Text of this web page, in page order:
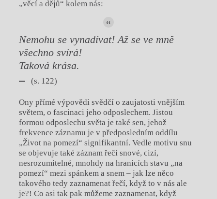
„věcí a dějů“ kolem nás:
Nemohu se vynadívat! Až se ve mně
všechno svírá!
Taková krása.
(s. 122)
Ony přímé výpovědi svědčí o zaujatosti vnějším
světem, o fascinaci jeho odposlechem. Jistou
formou odposlechu světa je také sen, jehož
frekvence záznamu je v předposledním oddílu
„Život na pomezí“ signifikantní. Vedle motivu snu
se objevuje také záznam řeči snové, cizí,
nesrozumitelné, mnohdy na hranicích stavu „na
pomezí“ mezi spánkem a snem – jak lze něco
takového tedy zaznamenat řečí, když to v nás ale
je?! Co asi tak pak můžeme zaznamenat, když